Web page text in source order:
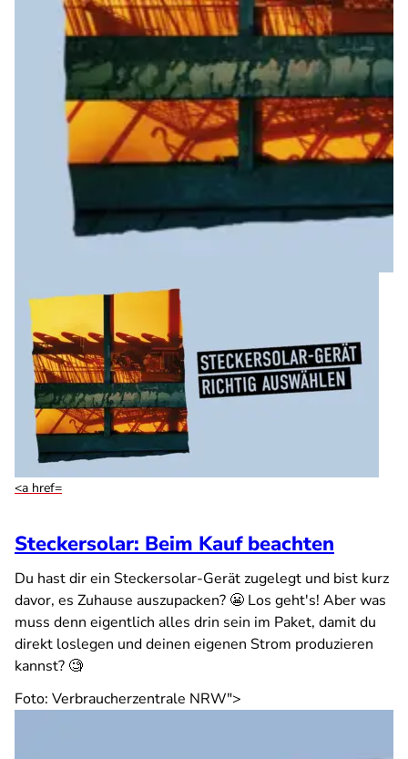
<a href=
Steckersolar: Beim Kauf beachten
Du hast dir ein Steckersolar-Gerät zugelegt und bist kurz
davor, es Zuhause auszupacken? 😬 Los geht's! Aber was
muss denn eigentlich alles drin sein im Paket, damit du
direkt loslegen und deinen eigenen Strom produzieren
kannst? 🧐
Foto: Verbraucherzentrale NRW">